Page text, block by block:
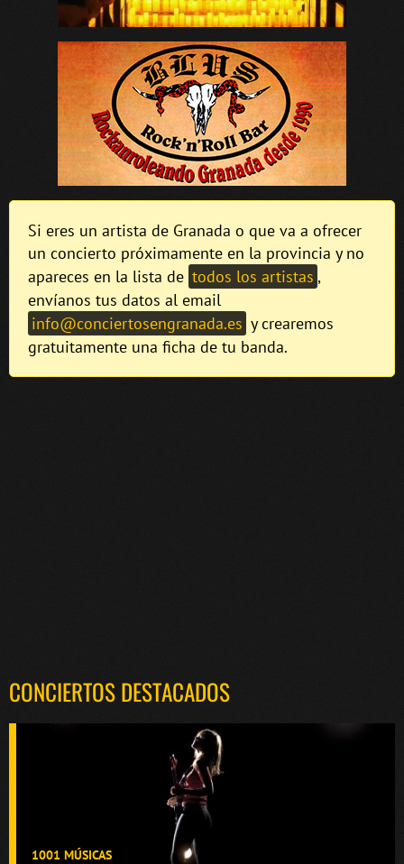
Si eres un artista de Granada o que va a ofrecer
un concierto próximamente en la provincia y no
apareces en la lista de todos los artistas ,
envíanos tus datos al email
info@conciertosengranada.es y crearemos
gratuitamente una ficha de tu banda.
CONCIERTOS DESTACADOS
1001 MÚSICAS